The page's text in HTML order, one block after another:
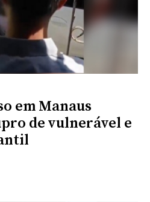
em Manaus
de vulnerável e